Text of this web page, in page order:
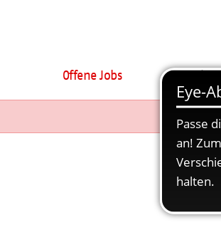
Offene Jobs AWO als